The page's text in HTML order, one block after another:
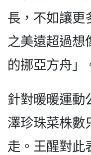
長，不如讓更
之美遠超過想
的挪亞方舟」
針對暖暖運動
澤珍珠菜株數
走。王醒對此